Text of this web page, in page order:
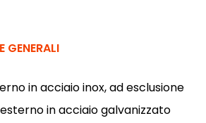
GENERALI
in acciaio inox, ad esclusione
in acciaio galvanizzato